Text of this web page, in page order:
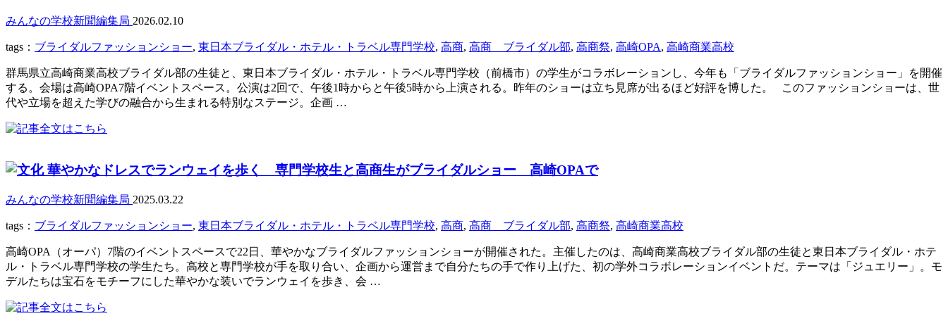
みんなの学校新聞編集局 2026.02.10
tags： ブライダルファッションショー, 東日本ブライダル・ホテル・トラベル専門学校, 高商, 高商 ブライダル部, 高商祭, 高崎OPA, 高崎商業高校
群馬県立高崎商業高校ブライダル部の生徒と、東日本ブライダル・ホテル・トラベル専門学校（前橋市）の学生がコラボレーションし、今年も「ブライダルファッションショー」を開催
する。会場は高崎OPA7階イベントスペース。公演は2回で、午後1時からと午後5時から上演される。昨年のショーは立ち見席が出るほど好評を博した。 このファッションショーは、世
代や立場を超えた学びの融合から生まれる特別なステージ。企画 …
華やかなドレスでランウェイを歩く 専門学校生と高商生がブライダルショー 高崎OPAで
みんなの学校新聞編集局 2025.03.22
tags： ブライダルファッションショー, 東日本ブライダル・ホテル・トラベル専門学校, 高商, 高商 ブライダル部, 高商祭, 高崎商業高校
高崎OPA（オーパ）7階のイベントスペースで22日、華やかなブライダルファッションショーが開催された。主催したのは、高崎商業高校ブライダル部の生徒と東日本ブライダル・ホテ
ル・トラベル専門学校の学生たち。高校と専門学校が手を取り合い、企画から運営まで自分たちの手で作り上げた、初の学外コラボレーションイベントだ。テーマは「ジュエリー」。モ
デルたちは宝石をモチーフにした華やかな装いでランウェイを歩き、会 …